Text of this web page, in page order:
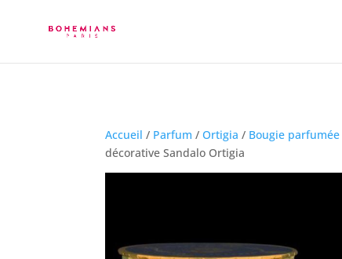
Accueil / Parfum /Ortigia / Bougie parfumée
décorative Sandalo Ortigia